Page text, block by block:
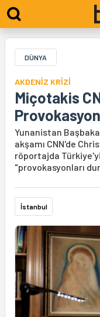
DÜNYA
AKDENİZ KRİZİ
Miçotakis
Yunanistan
akşamı CNN'de
röportajda
"provokasyonları
İstanbul